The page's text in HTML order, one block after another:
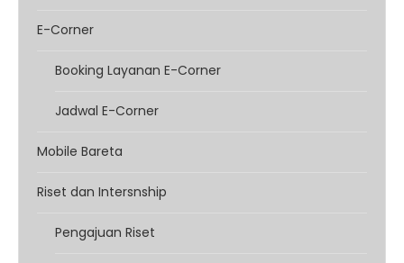
E-Corner
Booking Layanan E-Corner
Jadwal E-Corner
Mobile Bareta
Riset dan Intersnship
Pengajuan Riset